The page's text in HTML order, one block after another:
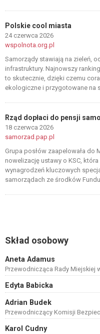
Polskie cool miasta
24 czerwca 2026
wspolnota.org.pl
Samorządy stawiają na zieleń,
infrastruktury. Najnowszy
to skutecznie, dzięki czemu
ekologiczne i przygotowane na
Rząd dopłaci do pensji
18 czerwca 2026
samorzad.pap.pl
Grupa posłów zaapelowała do
nowelizację ustawy o KSC,
wynagrodzeń kluczowych
samorządach ze środków
Skład osobowy
Aneta Adamus
Przewodnicząca Rady Miejskiej
Edyta Babicka
Adrian Budek
Przewodniczący Komisji
Karol Cudny